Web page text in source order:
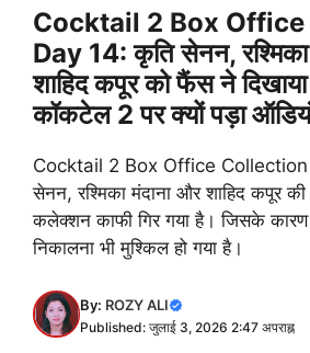
Cocktail 2 Box
Day 14: कृति सेनन, रश्मिका
शाहिद कपूर को फैंस ने
कॉकटेल 2 पर क्यों पड़ा
Cocktail 2 Box Office
सेनन, रश्मिका मंदाना और शाहिद कपूर
कलेक्शन काफी गिर गया है। जिसके
निकालना भी मुश्किल हो गया है।
By: ROZY ALI
Published: जुलाई 3, 2026 2:47 अपराह्न